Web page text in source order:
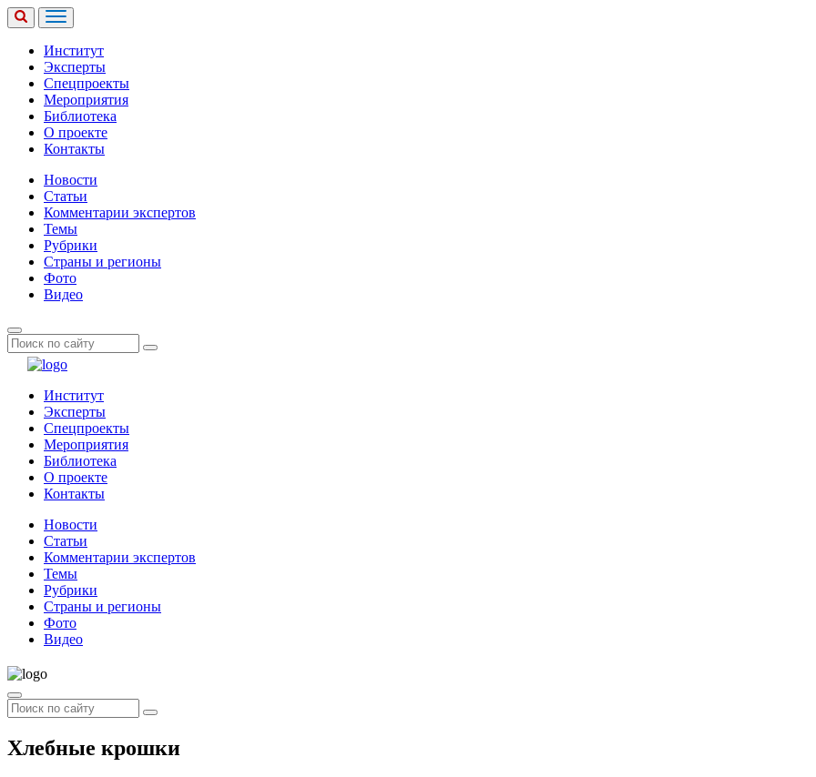
Институт
Эксперты
Спецпроекты
Мероприятия
Библиотека
О проекте
Контакты
Новости
Статьи
Комментарии экспертов
Темы
Рубрики
Страны и регионы
Фото
Видео
Институт
Эксперты
Спецпроекты
Мероприятия
Библиотека
О проекте
Контакты
Новости
Статьи
Комментарии экспертов
Темы
Рубрики
Страны и регионы
Фото
Видео
Хлебные крошки